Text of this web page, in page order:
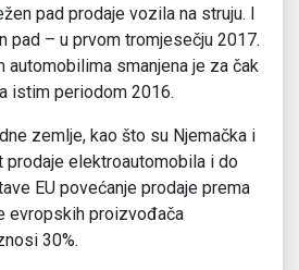
pad prodaje vozila na struju. I
pad – u prvom tromjesečju 2017.
automobilima smanjena je za čak
istim periodom 2016.
zemlje, kao što su Njemačka i
prodaje elektroautomobila i do
EU povećanje prodaje prema
evropskih proizvođača
30%.